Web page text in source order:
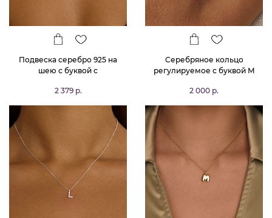
Подвеска серебро 925 на
шею с буквой с
2 379 р.
Серебряное кольцо
регулируемое с буквой М
2 000 р.